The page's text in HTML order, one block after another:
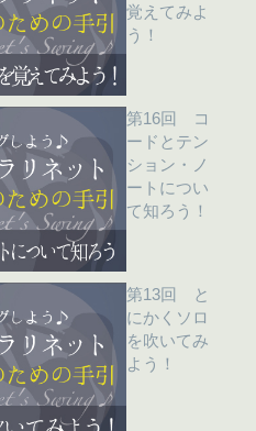
覚えてみよ
う！
第16回 コ
ードとテン
ション・ノ
ートについ
て知ろう！
第13回 と
にかくソロ
を吹いてみ
よう！